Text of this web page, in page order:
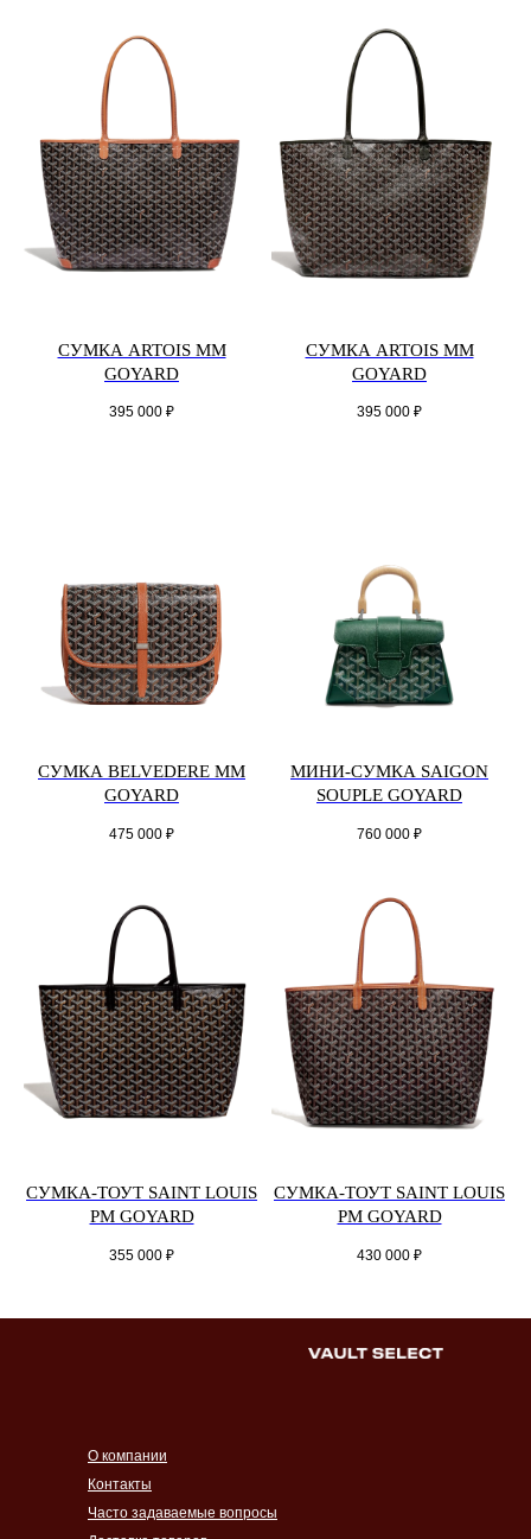
СУМКА ARTOIS MM
GOYARD
395 000 ₽
СУМКА ARTOIS MM
GOYARD
395 000 ₽
СУМКА BELVEDERE MM
GOYARD
475 000 ₽
МИНИ-СУМКА SAIGON
SOUPLE GOYARD
760 000 ₽
СУМКА-ТОУТ SAINT LOUIS
PM GOYARD
355 000 ₽
СУМКА-ТОУТ SAINT LOUIS
PM GOYARD
430 000 ₽
Контакты
Часто задаваемые вопросы
О компании